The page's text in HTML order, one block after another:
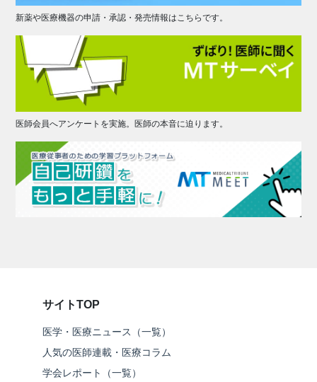
新薬や医療機器の申請・承認・発売情報はこちらです。
医師会員へアンケートを実施。医師の本音に迫ります。
サイトTOP
医学・医療ニュース（一覧）
人気の医師連載・医療コラム
学会レポート（一覧）